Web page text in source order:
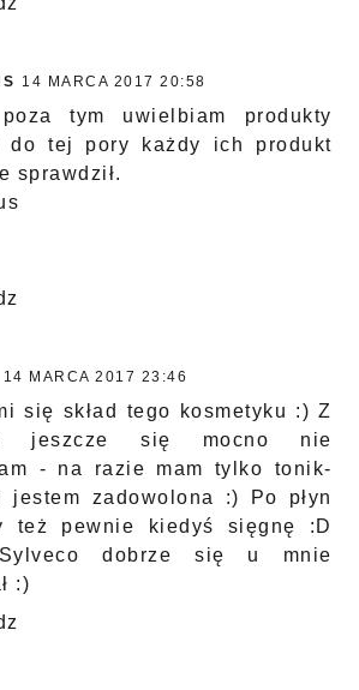
14 MARCA 2017 20:58
poza tym uwielbiam produkty
do tej pory każdy ich produkt
sprawdził.
14 MARCA 2017 23:46
się skład tego kosmetyku :) Z
jeszcze się mocno nie
- na razie mam tylko tonik-
jestem zadowolona :) Po płyn
też pewnie kiedyś sięgnę :D
dobrze się u mnie
:)